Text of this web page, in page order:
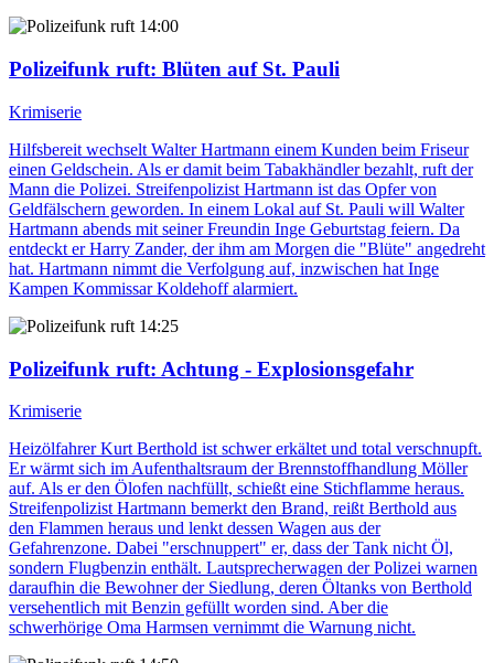
14:00
Polizeifunk ruft: Blüten auf St. Pauli
Krimiserie
Hilfsbereit wechselt Walter Hartmann einem Kunden beim Friseur
einen Geldschein. Als er damit beim Tabakhändler bezahlt, ruft der
Mann die Polizei. Streifenpolizist Hartmann ist das Opfer von
Geldfälschern geworden. In einem Lokal auf St. Pauli will Walter
Hartmann abends mit seiner Freundin Inge Geburtstag feiern. Da
entdeckt er Harry Zander, der ihm am Morgen die "Blüte" angedreht
hat. Hartmann nimmt die Verfolgung auf, inzwischen hat Inge
Kampen Kommissar Koldehoff alarmiert.
14:25
Polizeifunk ruft: Achtung - Explosionsgefahr
Krimiserie
Heizölfahrer Kurt Berthold ist schwer erkältet und total verschnupft.
Er wärmt sich im Aufenthaltsraum der Brennstoffhandlung Möller
auf. Als er den Ölofen nachfüllt, schießt eine Stichflamme heraus.
Streifenpolizist Hartmann bemerkt den Brand, reißt Berthold aus
den Flammen heraus und lenkt dessen Wagen aus der
Gefahrenzone. Dabei "erschnuppert" er, dass der Tank nicht Öl,
sondern Flugbenzin enthält. Lautsprecherwagen der Polizei warnen
daraufhin die Bewohner der Siedlung, deren Öltanks von Berthold
versehentlich mit Benzin gefüllt worden sind. Aber die
schwerhörige Oma Harmsen vernimmt die Warnung nicht.